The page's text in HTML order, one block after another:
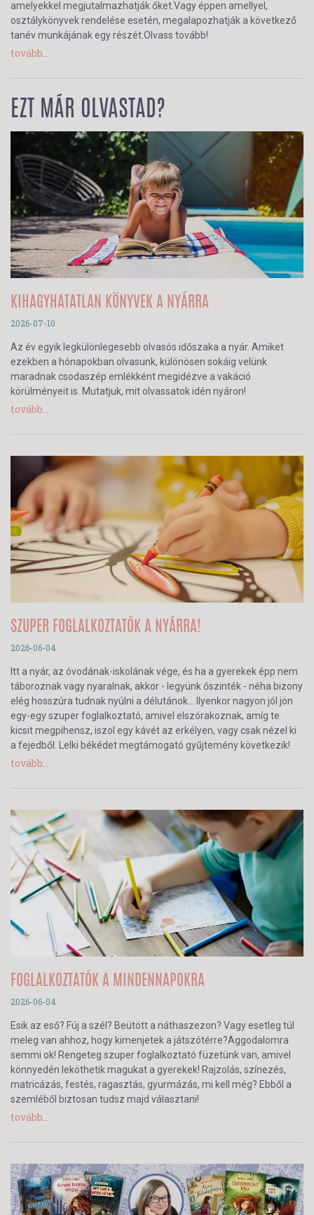
amelyekkel megjutalmazhatják őket.Vagy éppen amellyel,
osztálykönyvek rendelése esetén, megalapozhatják a következő
tanév munkájának egy részét.Olvass tovább!
tovább...
EZT MÁR OLVASTAD?
KIHAGYHATATLAN KÖNYVEK A NYÁRRA
2026-07-10
Az év egyik legkülönlegesebb olvasós időszaka a nyár. Amiket
ezekben a hónapokban olvasunk, különösen sokáig velünk
maradnak csodaszép emlékként megidézve a vakáció
körülményeit is. Mutatjuk, mit olvassatok idén nyáron!
tovább...
SZUPER FOGLALKOZTATÓK A NYÁRRA!
2026-06-04
Itt a nyár, az óvodának-iskolának vége, és ha a gyerekek épp nem
táboroznak vagy nyaralnak, akkor - legyünk őszinték - néha bizony
elég hosszúra tudnak nyúlni a délutánok… Ilyenkor nagyon jól jön
egy-egy szuper foglalkoztató, amivel elszórakoznak, amíg te
kicsit megpihensz, iszol egy kávét az erkélyen, vagy csak nézel ki
a fejedből. Lelki békédet megtámogató gyűjtemény következik!
tovább...
FOGLALKOZTATÓK A MINDENNAPOKRA
2026-06-04
Esik az eső? Fúj a szél? Beütött a náthaszezon? Vagy esetleg túl
meleg van ahhoz, hogy kimenjetek a játszótérre?Aggodalomra
semmi ok! Rengeteg szuper foglalkoztató füzetünk van, amivel
könnyedén leköthetik magukat a gyerekek! Rajzolás, színezés,
matricázás, festés, ragasztás, gyurmázás, mi kell még? Ebből a
szemléből biztosan tudsz majd választani!
tovább...